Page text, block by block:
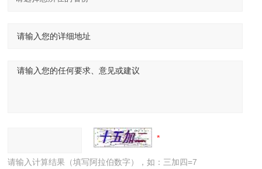
请输入计算结果（填写阿拉伯数字），如：三加四=7